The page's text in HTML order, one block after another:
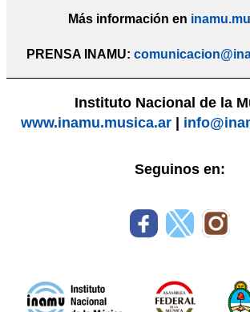
Más información en
PRENSA INAMU:
Instituto Nacional de la
www.inamu.musica.ar
Seguinos en: